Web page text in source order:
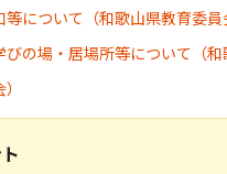
について（和歌山県教育委員
の場・居場所等について（和